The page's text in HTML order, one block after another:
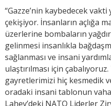
“Gazze’nin kaybedecek vakti
çekişiyor. İnsanların açlığa
üzerlerine bombaların
gelinmesi insanlıkla
sağlanması ve insani
ulaştırılması için
gayretlerimizi hiç kesmedik
oradaki insani tablonun
Lahey’deki NATO Liderler